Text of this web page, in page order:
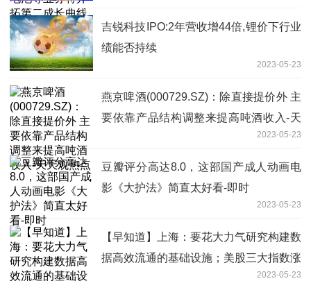
吉锐科技IPO:2年营收增44倍,锂价下行业
绩能否持续
2023-05-23
燕京啤酒(000729.SZ)：除直接提价外 主
要依靠产品结构调整来提高吨酒收入-天
2023-05-23
豆瓣评分高达8.0，这部国产成人动画电
影《大护法》简直太好看-即时
2023-05-23
【早知道】上海：要花大力气研究构建数
据高效流通的基础设施；美股三大指数涨
2023-05-23